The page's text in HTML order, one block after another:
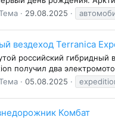
29.08.2025
вездеход Terranica
российский гибридный
получил два
05.08.2025
Комбат